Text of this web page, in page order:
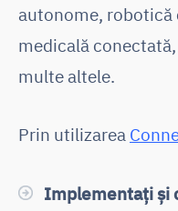
autonome,
medicală
multe altele.
Prin utilizarea
Implementați și